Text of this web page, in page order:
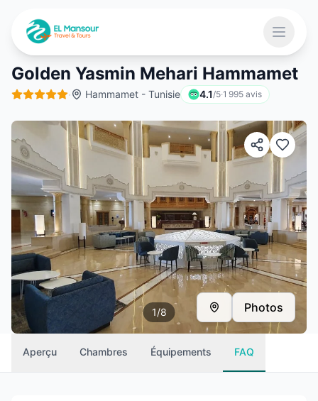
Ouvrir
Golden Yasmin Mehari Hammamet
· Hammamet - Tunisie 4.1/5·1 995 avis
1/8 Photos
Aperçu Chambres Équipements FAQ